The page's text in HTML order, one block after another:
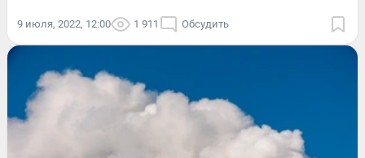
9 июля, 2022, 12:00 1 911 Обсудить